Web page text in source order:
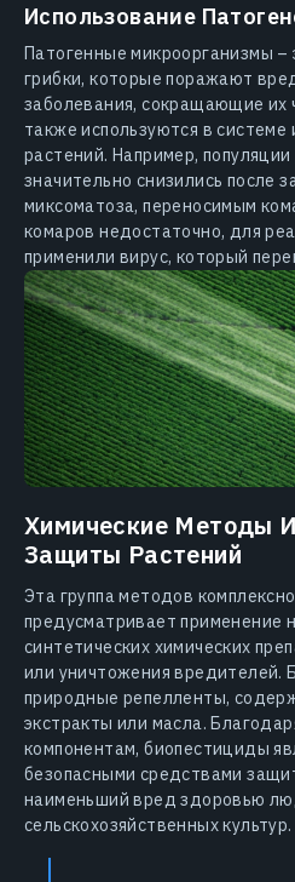
Использование
Патогенные микроорганизмы –
грибки, которые поражают
заболевания, сокращающие их
также используются в
растений. Например,
значительно снизились после
миксоматоза, переносимым
комаров недостаточно, для
применили вирус, который
Химические Методы
Защиты Растений
Эта группа методов
предусматривает применение
синтетических химических
или уничтожения вредителей.
природные репелленты,
экстракты или масла.
компонентам, биопестициды
безопасными средствами
наименьший вред здоровью
сельскохозяйственных культур.